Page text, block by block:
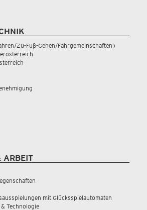
Zu-Fuß-Gehen/Fahrgemeinschaften)
ARBEIT
mit Glücksspielautomaten
Technologie